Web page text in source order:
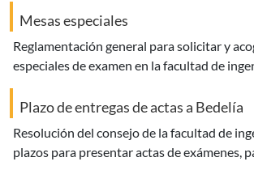
Mesas especiales
reglamentación general para solicitar y acogerse a mesas
especiales de examen en la facultad de
Plazo de entregas de actas a Bedelía
resolución del consejo de la facultad de ingeniería sobre los
plazos para presentar actas de exámenes,